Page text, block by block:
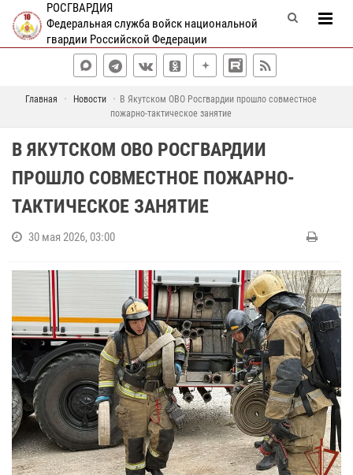
РОСГВАРДИЯ
Федеральная служба войск национальной
гвардии Российской Федерации
Главная Новости
В Якутском ОВО Росгвардии прошло совместное
пожарно-тактическое занятие
В ЯКУТСКОМ ОВО РОСГВАРДИИ
ПРОШЛО СОВМЕСТНОЕ ПОЖАРНО-
ТАКТИЧЕСКОЕ ЗАНЯТИЕ
30 мая 2026, 03:00